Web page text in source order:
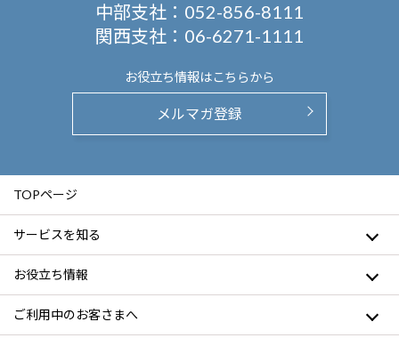
中部支社： 052-856-8111
関西支社： 06-6271-1111
お役立ち情報はこちらから
メルマガ登録
TOPページ
サービスを知る
お役立ち情報
ご利用中のお客さまへ